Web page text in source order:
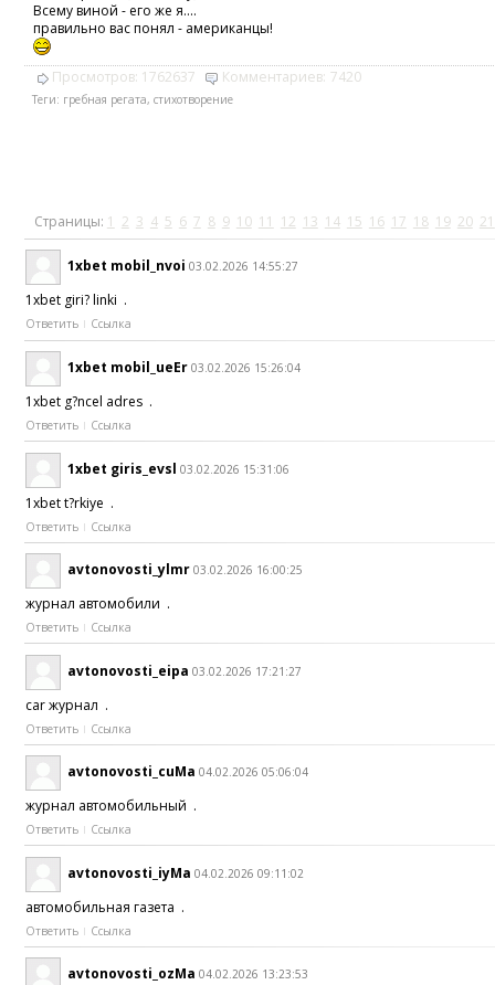
Всему виной - его же я....
правильно вас понял - американцы!
Просмотров: 1762637 Комментариев: 7420
Теги: гребная регата, стихотворение
Страницы: 1 2 3 4 5 6 7 8 9 10 11 12 13 14 15 16 17 18 19 20 21
1xbet mobil_nvoi 03.02.2026 14:55:27
1xbet giri? linki .
Ответить Ссылка
1xbet mobil_ueEr 03.02.2026 15:26:04
1xbet g?ncel adres .
Ответить Ссылка
1xbet giris_evsl 03.02.2026 15:31:06
1xbet t?rkiye .
Ответить Ссылка
avtonovosti_ylmr 03.02.2026 16:00:25
журнал автомобили .
Ответить Ссылка
avtonovosti_eipa 03.02.2026 17:21:27
car журнал .
Ответить Ссылка
avtonovosti_cuMa 04.02.2026 05:06:04
журнал автомобильный .
Ответить Ссылка
avtonovosti_iyMa 04.02.2026 09:11:02
автомобильная газета .
Ответить Ссылка
avtonovosti_ozMa 04.02.2026 13:23:53